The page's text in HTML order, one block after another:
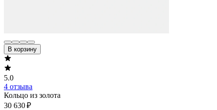
В корзину
5.0
4 отзыва
Кольцо из золота
30 630 ₽